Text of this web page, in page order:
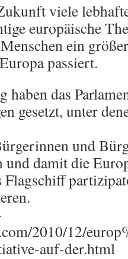
viele
europäische
ein
passiert.
das
gesetzt, unter
und
und damit die
2010/12/
auf-der.html